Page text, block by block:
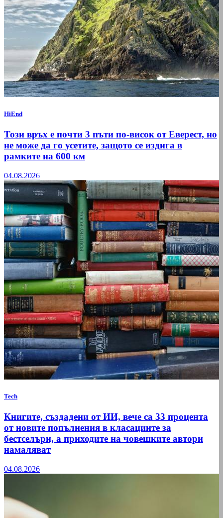
HiEnd
Този връх е почти 3 пъти по-висок от Еверест, но
не може да го усетите, защото се издига в
рамките на 600 км
04.08.2026
Tech
Книгите, създадени от ИИ, вече са 33 процента
от новите попълнения в класациите за
бестселъри, а приходите на човешките автори
намаляват
04.08.2026